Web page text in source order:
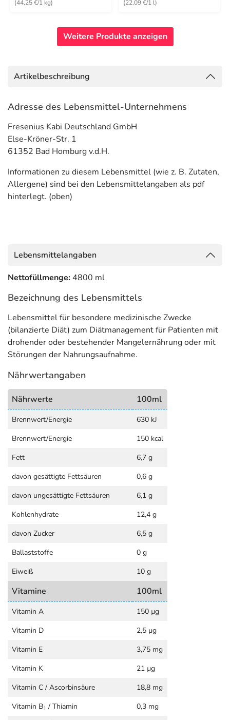
(44,25 €/1 kg) (22,09 €/1 l)
Weitere Produkte anzeigen
Artikelbeschreibung
Adresse des Lebensmittel-Unternehmens
Fresenius Kabi Deutschland GmbH
Else-Kröner-Str. 1
61352 Bad Homburg v.d.H.
Informationen zu diesem Lebensmittel (wie z. B. Zutaten,
Allergene) sind bei den Lebensmittelangaben als pdf
hinterlegt. (oben)
Lebensmittelangaben
Nettofüllmenge: 4800 ml
Bezeichnung des Lebensmittels
Lebensmittel für besondere medizinische Zwecke
(bilanzierte Diät) zum Diätmanagement für Patienten mit
drohender oder bestehender Mangelernährung oder mit
Störungen der Nahrungsaufnahme.
Nährwertangaben
Nährwerte 100ml
Brennwert/Energie
630 kJ
Brennwert/Energie
150 kcal
Fett
6,7 g
davon gesättigte Fettsäuren
0,6 g
davon ungesättigte Fettsäuren
6,1 g
Kohlenhydrate
12,4 g
davon Zucker
6,5 g
Ballaststoffe
0 g
Eiweiß
10 g
Vitamine 100ml
Vitamin A
150 µg
Vitamin D
2,5 µg
Vitamin E
3,75 mg
Vitamin K
21 µg
Vitamin C / Ascorbinsäure
18,8 mg
Vitamin B1 / Thiamin
0,3 mg